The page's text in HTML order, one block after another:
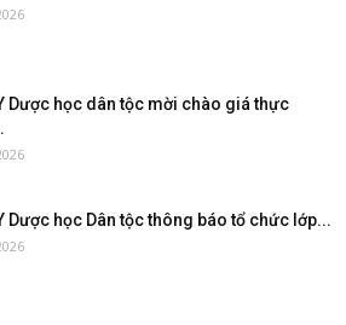
Dược học dân tộc mời chào giá thực
Dược học Dân tộc thông báo tổ chức lớp...